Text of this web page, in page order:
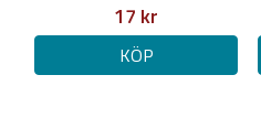
17 kr
KÖP